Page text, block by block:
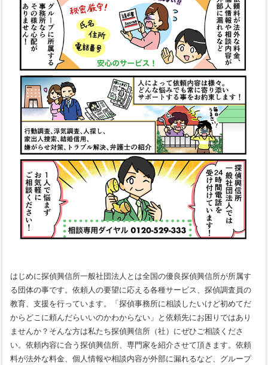
はじめに探偵興信所一般社団法人とは全国の優良探偵興信所が所属す
る団体の事です。依頼人の要望に応える各種サービス、探偵調査員の
教育、支援を行っています。「探偵事務所に相談したいけど初めてだ
からどこに頼んだらいいのかわからない」と依頼先にお困りではあり
ませんか？そんな方は私たち探偵興信所（社）にぜひご相談くださ
い。依頼内容に合う探偵興信所、専門家を紹介させて頂きます。依頼
料が法外な料金、個人情報や相談内容が外部に漏れるなど、グループ